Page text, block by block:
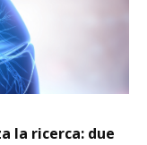
la ricerca: due